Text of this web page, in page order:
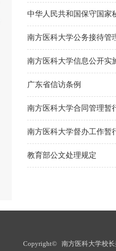
中华人民共和国保守国家
南方医科大学公务接待管
南方医科大学信息公开实
广东省信访条例
南方医科大学合同管理暂
南方医科大学督办工作暂
教育部公文处理规定
Copyright© 南方医科大学校